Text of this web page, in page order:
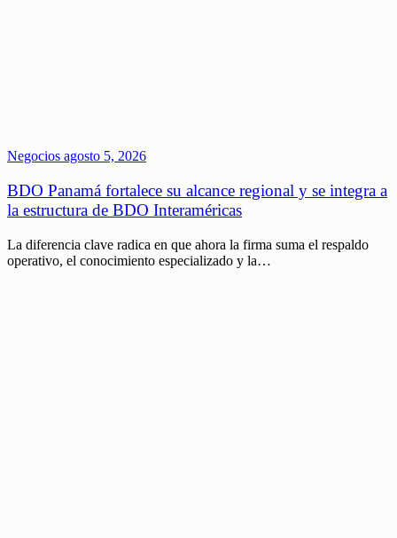
Negocios agosto 5, 2026
BDO Panamá fortalece su alcance regional y se integra a
la estructura de BDO Interaméricas
La diferencia clave radica en que ahora la firma suma el respaldo
operativo, el conocimiento especializado y la…